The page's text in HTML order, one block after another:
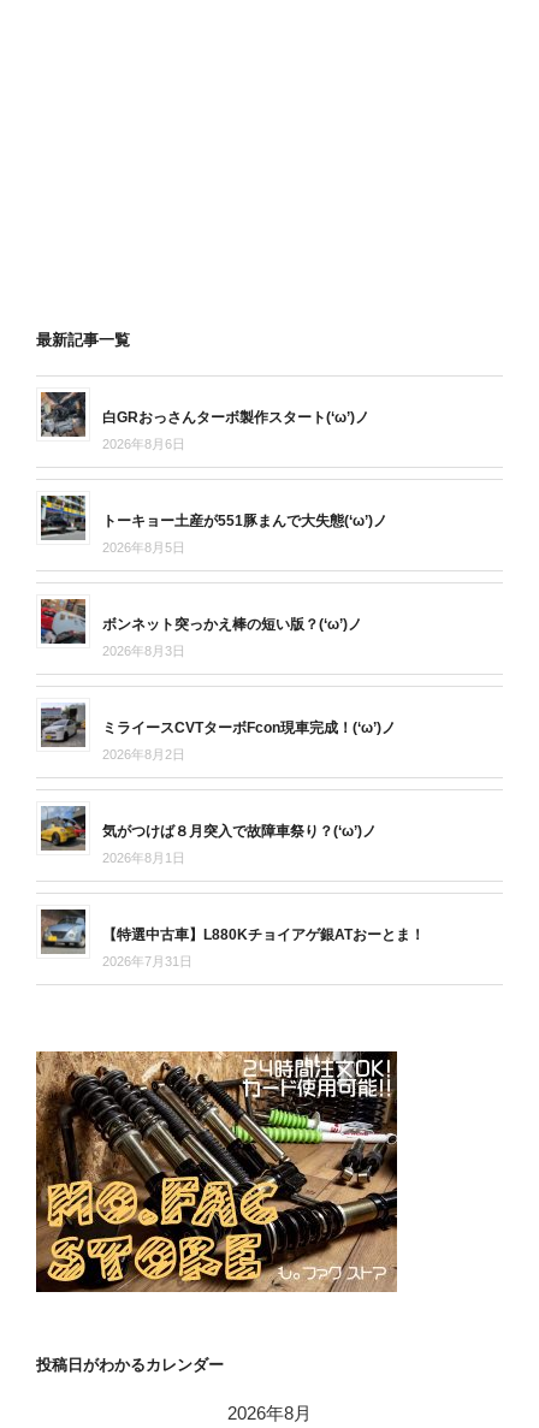
最新記事一覧
白GRおっさんターボ製作スタート(‘ω’)ノ
2026年8月6日
トーキョー土産が551豚まんで大失態(‘ω’)ノ
2026年8月5日
ボンネット突っかえ棒の短い版？(‘ω’)ノ
2026年8月3日
ミライースCVTターボFcon現車完成！(‘ω’)ノ
2026年8月2日
気がつけば８月突入で故障車祭り？(‘ω’)ノ
2026年8月1日
【特選中古車】L880Kチョイアゲ銀ATおーとま！
2026年7月31日
投稿日がわかるカレンダー
2026年8月